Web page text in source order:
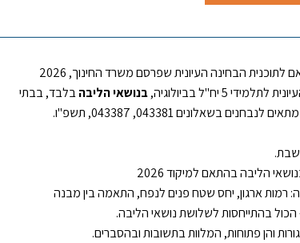
לתוכנית הבחינה העיונית שפרסם משרד החינוך, 2026
5 יח"ל בביולוגיה,
בנושאי הליבהבלבד, בבתי
043381, 043387, תשפ"ו.
הליבה בהתאם למיקוד 2026
רמות ארגון, יחס שטח פנים לנפח, התאמה בין מבנה
בהתייחסות לשלושת נושאי הליבה.
והן פתוחות, המלוות בתשובות ובהסברים.